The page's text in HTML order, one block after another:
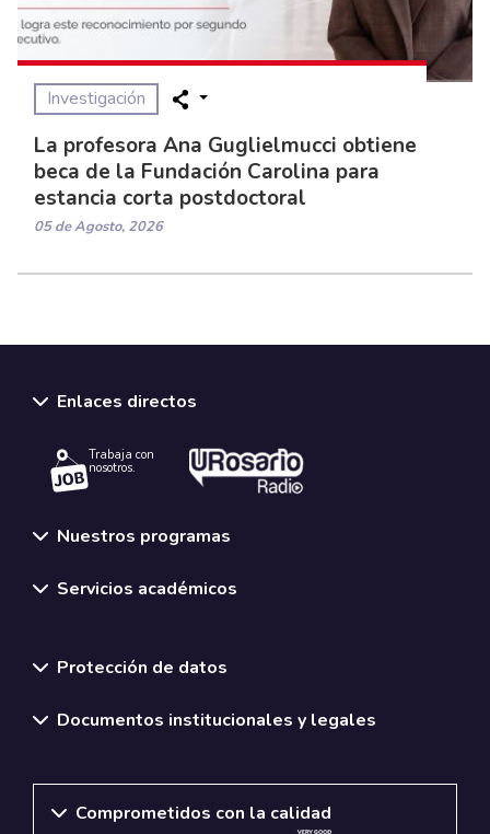
Investigación
La profesora Ana Guglielmucci obtiene
beca de la Fundación Carolina para
estancia corta postdoctoral
05 de Agosto, 2026
Enlaces directos
Trabaja con
nosotros.
Nuestros programas
Servicios académicos
Protección de datos
Documentos institucionales y legales
Comprometidos con la calidad